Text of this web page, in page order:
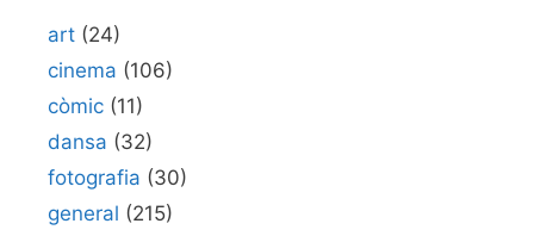
art (24)
cinema (106)
còmic (11)
dansa (32)
fotografia (30)
general (215)